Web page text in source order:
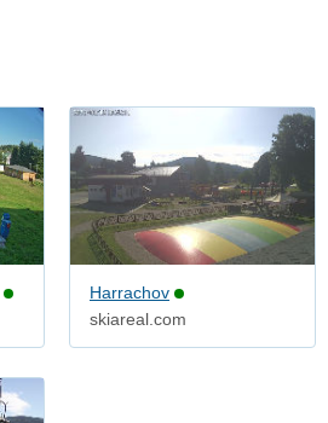
Harrachov
skiareal.com